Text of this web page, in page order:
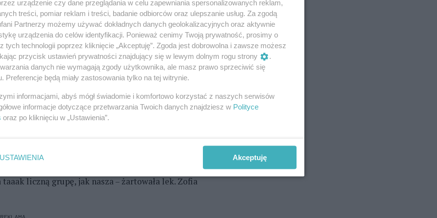
większością głosów (44,3 proc.) – ta wyjątkowa
przez Polferries Polską Żeglugę Bałtycką
7”, czyli Dziennego Oddziału Psychiatrycznego
Zakładzie Opieki Zdrowotnej „Zdroje”
liczną grupę, jak nasza – żartowała lek. Zofia
urządzenie czy dane przeglądania w celu zapewniania spersonalizowanych reklam,
treści, pomiar reklam i treści, badanie odbiorców oraz ulepszanie usług. Za zgodą
Partnerzy możemy używać dokładnych danych geolokalizacyjnych oraz aktywnie
urządzenia do celów identyfikacji. Ponieważ cenimy Twoją prywatność, prosimy o
tych technologii poprzez kliknięcie „Akceptuję”. Zgoda jest dobrowolna i zawsze możesz
przycisk ustawień prywatności znajdujący się w lewym dolnym rogu strony
.
danych nie wymagają zgody użytkownika, ale masz prawo sprzeciwić się
Preferencje będą miały zastosowania tylko na tej witrynie.
informacjami, abyś mógł świadomie i komfortowo korzystać z naszych serwisów
informacje dotyczące przetwarzania Twoich danych znajdziesz w Polityce
oraz po kliknięciu w „Ustawienia”.
USTAWIENIA Akceptuję